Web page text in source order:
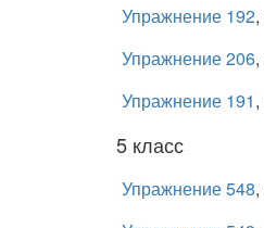
Упражнение 192,
Упражнение 206,
Упражнение 191,
5 класс
Упражнение 548,